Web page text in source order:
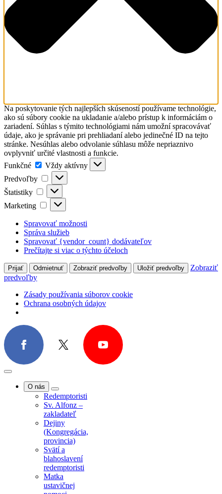
Na poskytovanie tých najlepších skúseností používame technológie,
ako sú súbory cookie na ukladanie a/alebo prístup k informáciám o
zariadení. Súhlas s týmito technológiami nám umožní spracovávať
údaje, ako je správanie pri prehliadaní alebo jedinečné ID na tejto
stránke. Nesúhlas alebo odvolanie súhlasu môže nepriaznivo
ovplyvniť určité vlastnosti a funkcie.
Funkčné
Funkčné
Vždy aktívny
Predvoľby
Predvoľby
Štatistiky Štatistiky
Marketing Marketing
Spravovať možnosti
Správa služieb
Spravovať {vendor_count} dodávateľov
Prečítajte si viac o týchto účeloch
Prijať Odmietnuť Zobraziť predvoľby Uložiť predvoľby
Zobraziť
predvoľby
Zásady používania súborov cookie
Ochrana osobných údajov
O nás
Redemptoristi
Sv. Alfonz –
zakladateľ
Dejiny
(Kongregácia,
provincia)
Svätí a
blahoslavení
redemptoristi
Matka
ustavičnej
Vydavateľstvo
Naše komunity
Komunita
Bratislava -
Banská
Bystrica -
Radvaň
Komunita
Podolínec
Komunita
Gaboltov
Komunita
Děčín -
Podmokly
Komunita
Frýdek
Komunita
Tasovice
Komunita
Kaunas, Litva
Projekty